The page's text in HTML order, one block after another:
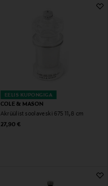
EELIS KUPONGIGA
COLE & MASON
Akrüülist soolaveski 675 11,8 cm
Original Price
27,90 €